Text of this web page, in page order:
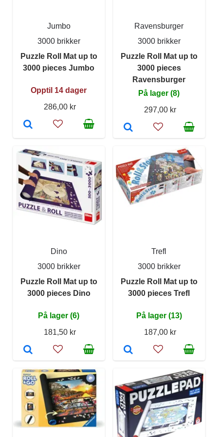
Jumbo
3000 brikker
Puzzle Roll Mat up to
3000 pieces Jumbo
Opptil 14 dager
286,00 kr
Ravensburger
3000 brikker
Puzzle Roll Mat up to
3000 pieces
Ravensburger
På lager (8)
297,00 kr
Dino
3000 brikker
Puzzle Roll Mat up to
3000 pieces Dino
På lager (6)
181,50 kr
Trefl
3000 brikker
Puzzle Roll Mat up to
3000 pieces Trefl
På lager (13)
187,00 kr